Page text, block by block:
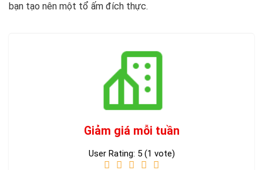
bạn tạo nên một tổ ấm đích thực.
Giảm giá mỗi tuần
User Rating: 5 (1 vote)